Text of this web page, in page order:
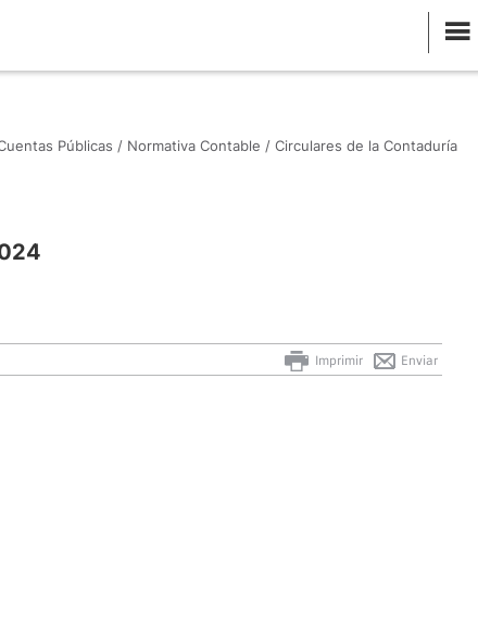
Públicas / Normativa Contable / Circulares de la Contaduría
Enviar
Imprimir